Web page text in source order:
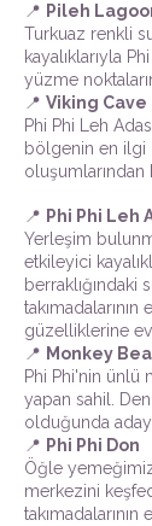
📍 Pileh
Turkuaz renkli
kayalıklarıyla
yüzme
📍 Viking Cave
Phi Phi Leh
bölgenin en ilgi
oluşumlarından
📍 Phi Phi Leh
Yerleşim
etkileyici
berraklığındaki
güzelliklerine
📍 Monkey
Phi Phi'nin ünlü
yapan sahil.
olduğunda
📍 Phi Phi Don
Öğle
merkezini